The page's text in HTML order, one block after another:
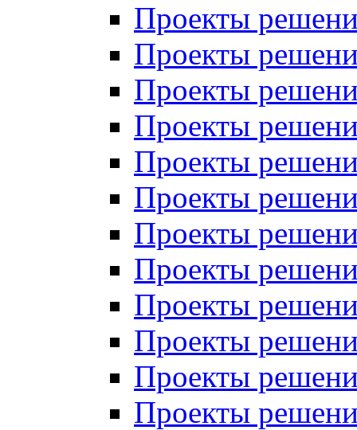
Проекты
Проекты
Проекты
Проекты
Проекты
Проекты
Проекты
Проекты
Проекты
Проекты
Проекты
Проекты